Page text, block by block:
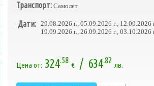
Транспорт: Самолет
Дати: 29.08.2026 г., 05.09.2026 г., 12.09.2026
19.09.2026 г., 26.09.2026 г., 03.10.2026
Цена от: 324.58
€ / 634.82
лв.